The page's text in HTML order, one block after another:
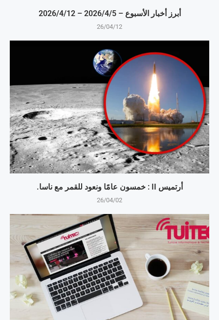
أبرز أخبار الأسبوع – 5‏/4‏/2026 – 12‏/4‏/2026
26/04/12
أرتميس II : خمسون عامًا ونعود للقمر مع ناسا.
26/04/02